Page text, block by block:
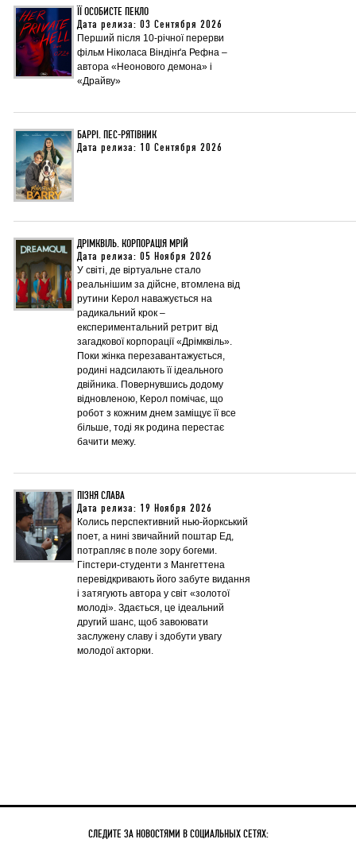
ЇЇ ОСОБИСТЕ ПЕКЛО
Дата релиза: 03 Сентября 2026
Перший після 10-річної перерви
фільм Ніколаса Віндінґа Рефна –
автора «Неонового демона» і
«Драйву»
БАРРІ. ПЕС-РЯТІВНИК
Дата релиза: 10 Сентября 2026
ДРІМКВІЛЬ. КОРПОРАЦІЯ МРІЙ
Дата релиза: 05 Ноября 2026
У світі, де віртуальне стало
реальнішим за дійсне, втомлена від
рутини Керол наважується на
радикальний крок –
експериментальний ретрит від
загадкової корпорації «Дрімквіль».
Поки жінка перезавантажується,
родині надсилають її ідеального
двійника. Повернувшись додому
відновленою, Керол помічає, що
робот з кожним днем заміщує її все
більше, тоді як родина перестає
бачити межу.
ПІЗНЯ СЛАВА
Дата релиза: 19 Ноября 2026
Колись перспективний нью-йоркський
поет, а нині звичайний поштар Ед,
потрапляє в поле зору богеми.
Гіпстери-студенти з Мангеттена
перевідкривають його забуте видання
і затягують автора у світ «золотої
молоді». Здається, це ідеальний
другий шанс, щоб завоювати
заслужену славу і здобути увагу
молодої акторки.
СЛЕДИТЕ ЗА НОВОСТЯМИ В СОЦИАЛЬНЫХ СЕТЯХ: